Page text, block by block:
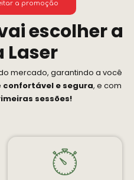
a promoção
escolher a
Laser
mercado, garantindo a você
confortável e segura, e com
sessões!